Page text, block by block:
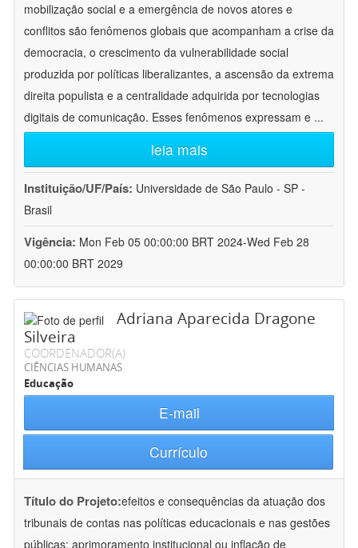
mobilização social e a emergência de novos atores e
conflitos são fenômenos globais que acompanham a crise da
democracia, o crescimento da vulnerabilidade social
produzida por políticas liberalizantes, a ascensão da extrema
direita populista e a centralidade adquirida por tecnologias
digitais de comunicação. Esses fenômenos expressam e ...
leia mais
Instituição/UF/País: Universidade de São Paulo - SP -
Brasil
Vigência: Mon Feb 05 00:00:00 BRT 2024-Wed Feb 28
00:00:00 BRT 2029
Adriana Aparecida Dragone
Silveira
COORDENADOR(A)
CIÊNCIAS HUMANAS
Educação
E-mail
Currículo
Título do Projeto:efeitos e consequências da atuação dos
tribunais de contas nas políticas educacionais e nas gestões
públicas: aprimoramento institucional ou inflação de